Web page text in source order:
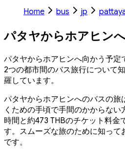
Home bus jp
パタヤからホアヒン
パタヤからホアヒンへ向かう予定
2つの都市間のバス旅行について
羅しています。
パタヤからホアヒンへのバスの旅
くための手頃で手間のかからな
時間と約473 THBのチケット料金
す。スムーズな旅のために知って
です。